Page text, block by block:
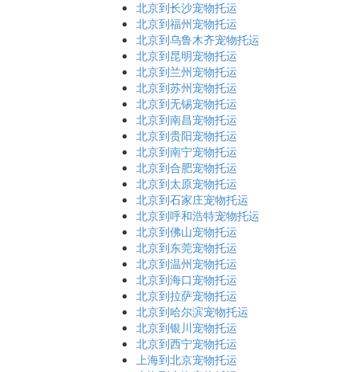
北京到长沙宠物托运
北京到福州宠物托运
北京到乌鲁木齐宠物托运
北京到昆明宠物托运
北京到兰州宠物托运
北京到苏州宠物托运
北京到无锡宠物托运
北京到南昌宠物托运
北京到贵阳宠物托运
北京到南宁宠物托运
北京到合肥宠物托运
北京到太原宠物托运
北京到石家庄宠物托运
北京到呼和浩特宠物托运
北京到佛山宠物托运
北京到东莞宠物托运
北京到温州宠物托运
北京到海口宠物托运
北京到拉萨宠物托运
北京到哈尔滨宠物托运
北京到银川宠物托运
北京到西宁宠物托运
上海到北京宠物托运